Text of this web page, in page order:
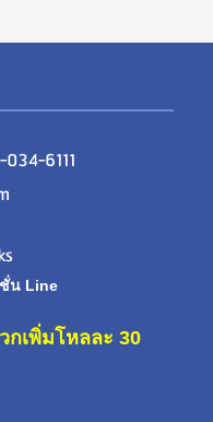
6111
น Line
กเพิ่มโหลละ 30